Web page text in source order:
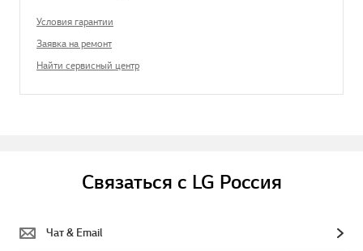
Условия гарантии
Заявка на ремонт
Найти сервисный центр
Связаться с LG Россия
Чат & Email